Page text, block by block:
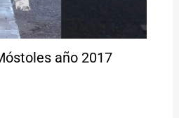
año 2017